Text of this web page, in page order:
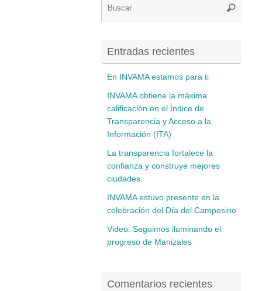
Buscar
Entradas recientes
En INVAMA estamos para ti
INVAMA obtiene la máxima
calificación en el Índice de
Transparencia y Acceso a la
Información (ITA)
La transparencia fortalece la
confianza y construye mejores
ciudades.
INVAMA estuvo presente en la
celebración del Día del Campesino
Video: Seguimos iluminando el
progreso de Manizales
Comentarios recientes